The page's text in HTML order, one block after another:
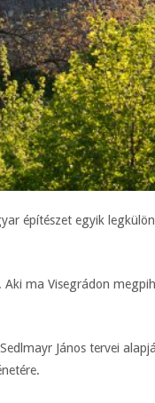
építészet egyik
ma Visegrádon
János tervei